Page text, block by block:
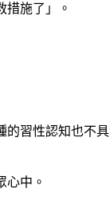
措施了」。
習性認知也
心中。